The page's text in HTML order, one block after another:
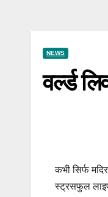
NEWS
वर्ल्ड
कभी सिर्फ
स्ट्रसफुल